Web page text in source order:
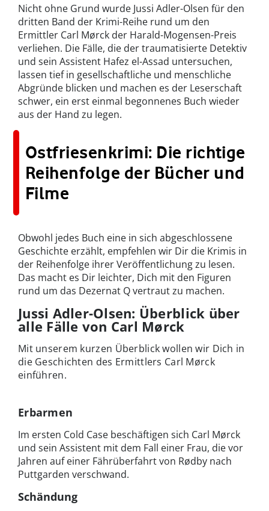
Nicht ohne Grund wurde Jussi Adler-Olsen für den
dritten Band der Krimi-Reihe rund um den
Ermittler Carl Mørck der Harald-Mogensen-Preis
verliehen. Die Fälle, die der traumatisierte Detektiv
und sein Assistent Hafez el-Assad untersuchen,
lassen tief in gesellschaftliche und menschliche
Abgründe blicken und machen es der Leserschaft
schwer, ein erst einmal begonnenes Buch wieder
aus der Hand zu legen.
Ostfriesenkrimi: Die richtige
Reihenfolge der Bücher und
Filme
Obwohl jedes Buch eine in sich abgeschlossene
Geschichte erzählt, empfehlen wir Dir die Krimis in
der Reihenfolge ihrer Veröffentlichung zu lesen.
Das macht es Dir leichter, Dich mit den Figuren
rund um das Dezernat Q vertraut zu machen.
Jussi Adler-Olsen: Überblick über
alle Fälle von Carl Mørck
Mit unserem kurzen Überblick wollen wir Dich in
die Geschichten des Ermittlers Carl Mørck
einführen.
Erbarmen
Im ersten Cold Case beschäftigen sich Carl Mørck
und sein Assistent mit dem Fall einer Frau, die vor
Jahren auf einer Fährüberfahrt von Rødby nach
Puttgarden verschwand.
Schändung